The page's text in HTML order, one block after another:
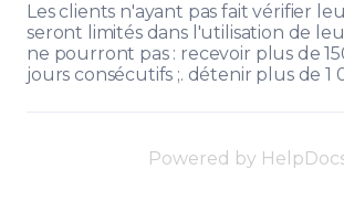
Les clients n'ayant pas fait vérifier
seront limités dans l'utilisation de
ne pourront pas : recevoir plus de
jours consécutifs ;. détenir plus de 1
Powered by